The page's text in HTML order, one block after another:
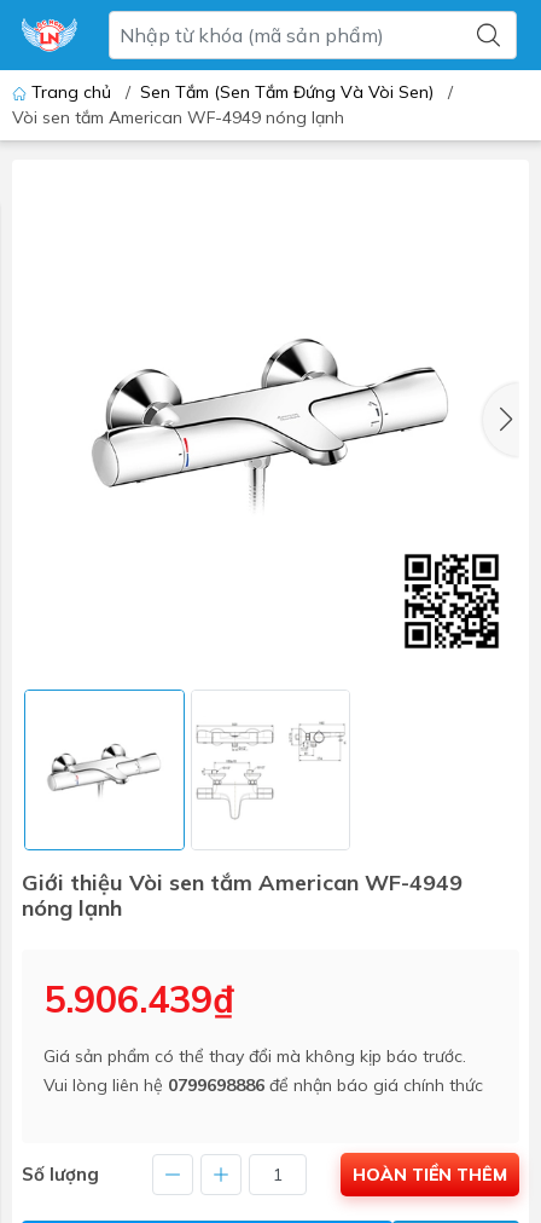
Trang chủ / Sen Tắm (Sen Tắm Đứng Và Vòi Sen)
/
Vòi sen tắm American WF-4949 nóng lạnh
Giới thiệu Vòi sen tắm American WF-4949
nóng lạnh
5.906.439₫
Giá sản phẩm có thể thay đổi mà không kịp báo trước.
Vui lòng liên hệ 0799698886 để nhận báo giá chính thức
Số lượng HOÀN TIỀN THÊM